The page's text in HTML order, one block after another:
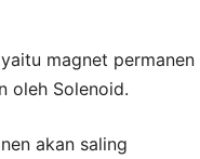
magnet permanen
oleh Solenoid.
akan saling